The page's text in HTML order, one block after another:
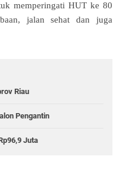
memperingati HUT ke 80
jalan sehat dan juga
Riau
Pengantin
Juta